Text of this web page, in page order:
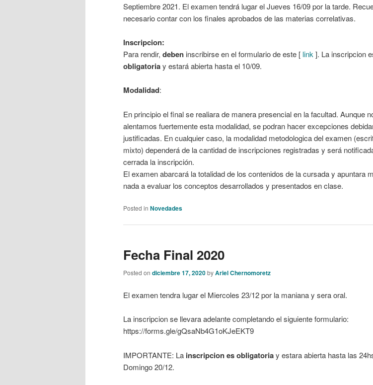
Septiembre 2021. El examen tendrá lugar el Jueves 16/09 por la tarde.
necesario contar con los finales aprobados de las materias correlativas.
Inscripcion:
Para rendir, deben inscribirse en el formulario de este [ link ]. La inscripcion
obligatoriay estará abierta hasta el 10/09.
Modalidad:
En principio el final se realiara de manera presencial en la facultad. Aunque
alentamos fuertemente esta modalidad, se podran hacer excepciones
justificadas. En cualquier caso, la modalidad metodologica del examen
mixto) dependerá de la cantidad de inscripciones registradas y será
cerrada la inscripción.
El examen abarcará la totalidad de los contenidos de la cursada y apuntara
nada a evaluar los conceptos desarrollados y presentados en clase.
Posted in Novedades
Fecha Final 2020
Posted on diciembre 17, 2020byAriel Chernomoretz
El examen tendra lugar el Miercoles 23/12 por la maniana y sera oral.
La inscripcion se llevara adelante completando el siguiente formulario:
https://forms.gle/gQsaNb4G1oKJeEKT9
IMPORTANTE: La inscripcion es obligatoriay estara abierta hasta las
Domingo 20/12.